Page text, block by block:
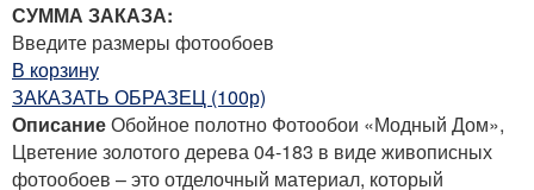
СУММА ЗАКАЗА:
Введите размеры фотообоев
В корзину
ЗАКАЗАТЬ ОБРАЗЕЦ (100р)
ОписаниеОбойное полотно Фотообои «Модный Дом»,
Цветение золотого дерева 04-183 в виде живописных
фотообоев – это отделочный материал, который